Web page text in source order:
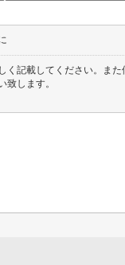
く記載してください。ま
致します。